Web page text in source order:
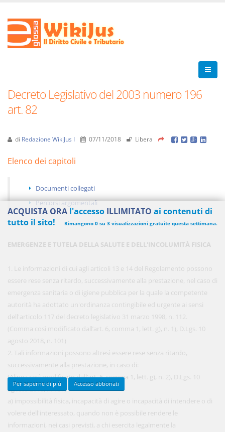
Decreto Legislativo del 2003 numero 196
art. 82
di Redazione WikiJus I 07/11/2018 Libera
Elenco dei capitoli
Documenti collegati
Percorsi argomentali
EMERGENZE E TUTELA DELLA SALUTE E DELL'INCOLUMITÀ FISICA
1. Le informazioni di cui agli articoli 13 e 14 del Regolamento possono
essere rese senza ritardo, successivamente alla prestazione, nel caso di
emergenza sanitaria o di igiene pubblica per la quale la competente
autorità ha adottato un'ordinanza contingibile ed urgente ai sensi
dell'articolo 117 del decreto legislativo 31 marzo 1998, n. 112.
(Comma così modificato dall’art. 6, comma 1, lett. g), n. 1), D.Lgs. 10
agosto 2018, n. 101)
2. Tali informazioni possono altresì essere rese senza ritardo,
successivamente alla prestazione, in caso di:
(Alinea così modificato dall’art. 6, comma 1, lett. g), n. 2), D.Lgs. 10
agosto 2018, n. 101)
a) impossibilità fisica, incapacità di agire o incapacità di intendere o di
volere dell'interessato, quando non è possibile rendere le
informazioni, nei casi previsti, a chi esercita legalmente la
ACQUISTA ORA l'accesso ILLIMITATO ai contenuti di
tutto il sito!
Rimangono 0 su 3 visualizzazioni gratuite questa settimana.
450,00 € ANNUALI
risparmi il 21%!
Acquista ora
Acquista ora
Per saperne di più Accesso abbonati